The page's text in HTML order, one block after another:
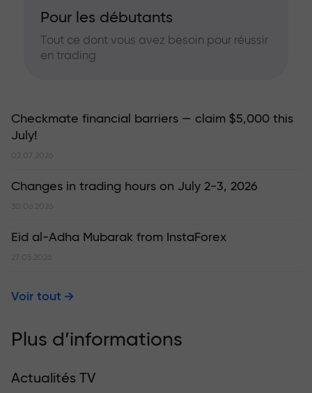
Pour les débutants
Tout ce dont vous avez besoin pour réussir
en trading
Checkmate financial barriers — claim $5,000 this
July!
02.07.2026
Changes in trading hours on July 2-3, 2026
30.06.2026
Eid al-Adha Mubarak from InstaForex
27.05.2026
Voir tout
Plus d’informations
Actualités TV